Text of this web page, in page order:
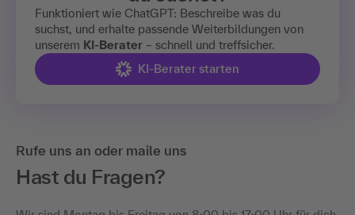
Funktioniert wie ChatGPT: Beschreibe was du
suchst, und erhalte passende Weiterbildungen von
unserem KI-Berater – schnell und treffsicher.
KI-Berater starten
Rufe uns an oder maile uns
Hast du Fragen?